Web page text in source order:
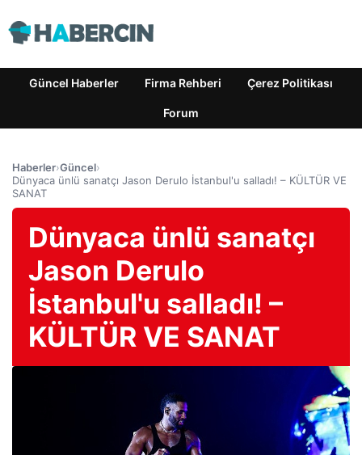
Güncel Haberler Firma Rehberi Çerez Politikası
Forum
Haberler›Güncel›
Dünyaca ünlü sanatçı Jason Derulo İstanbul'u salladı! – KÜLTÜR VE
SANAT
Dünyaca ünlü sanatçı
Jason Derulo
İstanbul'u salladı! –
KÜLTÜR VE SANAT